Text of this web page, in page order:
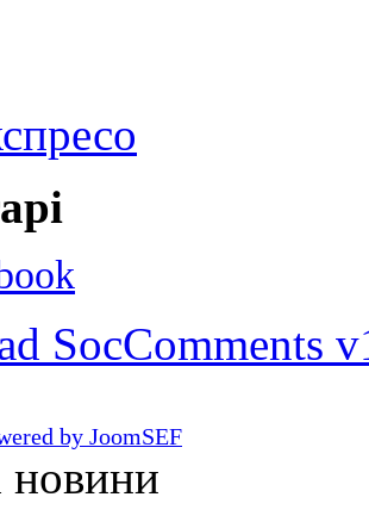
SocComments
by JoomSEF
новини